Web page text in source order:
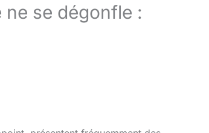
ne se dégonfle :